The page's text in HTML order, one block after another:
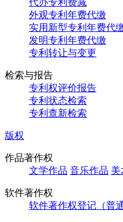
代办专利费减
外观专利年费代缴
实用新型专利年费代
发明专利年费代缴
专利转让与变更
检索与报告
专利权评价报告
专利状态检索
专利查新检索
版权
作品著作权
文学作品 音乐作品 美
软件著作权
软件著作权登记（普通